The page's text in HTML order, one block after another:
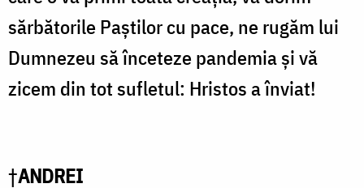
sărbătorile Paștilor cu pace, ne rugăm lui
Dumnezeu să înceteze pandemia și vă
zicem din tot sufletul: Hristos a înviat!
†ANDREI